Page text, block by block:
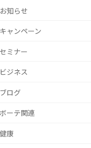
お知らせ
キャンペーン
セミナー
ビジネス
ブログ
ボーテ関連
健康